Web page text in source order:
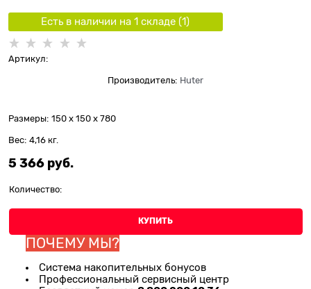
Есть в наличии на 1 складe (1)
Артикул:
Производитель: Huter
Размеры: 150 x 150 x 780
Вес: 4,16 кг.
5 366 руб.
Количество:
КУПИТЬ
ПОЧЕМУ МЫ?
Система накопительных бонусов
Профессиональный сервисный центр